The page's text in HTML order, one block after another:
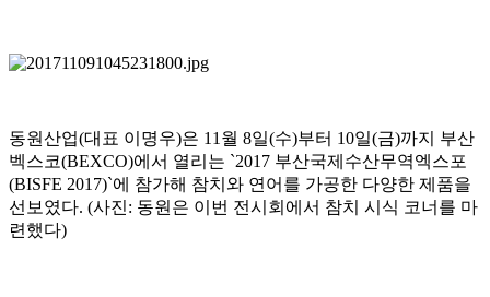
동원산업(대표 이명우)은 11월 8일(수)부터 10일(금)까지 부산
벡스코(BEXCO)에서 열리는 `2017 부산국제수산무역엑스포
(BISFE 2017)`에 참가해 참치와 연어를 가공한 다양한 제품을
선보였다. (사진: 동원은 이번 전시회에서 참치 시식 코너를 마
련했다)